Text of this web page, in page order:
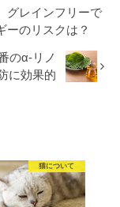
グレインフリーで
ーのリスクは？
のα-リノ
に効果的
猫について